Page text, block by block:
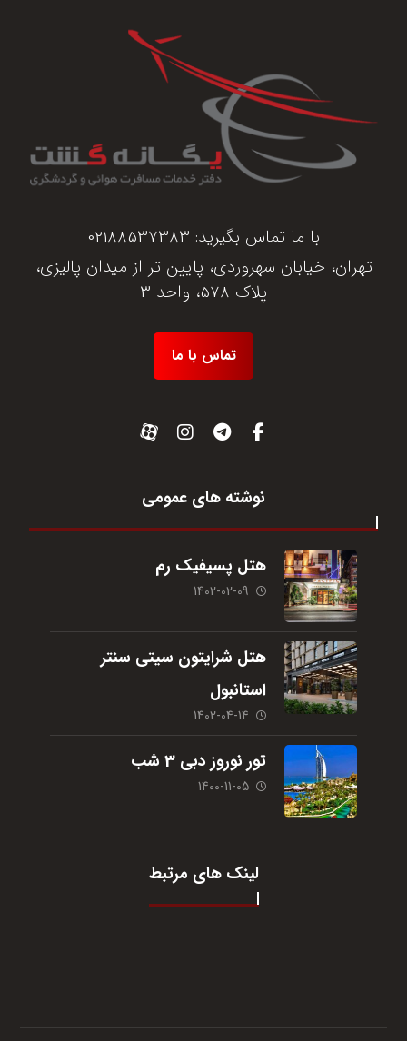
با ما تماس بگیرید: 02188537383
تهران، خیابان سهروردی، پایین تر از میدان پالیزی،
پلاک 578، واحد 3
تماس با ما
نوشته های عمومی
هتل پسیفیک رم
1402-02-09
هتل شرایتون سیتی سنتر
استانبول
1402-04-14
تور نوروز دبی 3 شب
1400-11-05
لینک های مرتبط